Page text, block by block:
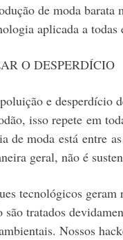
de moda barata
aplicada a todas
O DESPERDÍCIO
e desperdício
isso repete em
de moda está entre
geral, não é
tecnológicos geram
são tratados
Nossos